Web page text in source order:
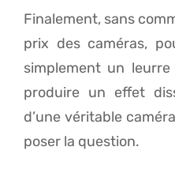
Finalement, sans
prix des caméras,
simplement un
produire un effet
d’une véritable
poser la question.